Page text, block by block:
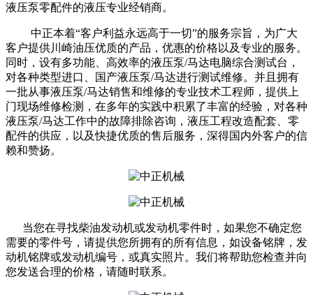
液压泵零配件的液压专业经销商。
中正本着“客户利益永远高于一切”的服务宗旨，为广大
客户提供川崎油压优质的产品，优惠的价格以及专业的服务。
同时，设有多功能、高效率的液压泵/马达电脑综合测试台，
对各种类型进口、国产液压泵/马达进行测试维修。并且拥有
一批从事液压泵/马达销售和维修的专业技术工程师，提供上
门现场维修检测，在多年的实践中积累了丰富的经验，对各种
液压泵/马达工作中的故障排除咨询，液压工程改造配套、零
配件的供应，以及快捷优质的售后服务，深得国内外客户的信
赖和赞扬。
当您在寻找柴油发动机或发动机零件时，如果您不确定您
需要的零件号，请提供您所拥有的所有信息，如设备铭牌，发
动机铭牌或发动机编号，或真实照片。我们将帮助您检查并向
您发送合理的价格，请随时联系。